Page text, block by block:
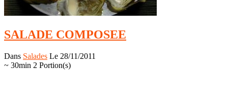
SALADE COMPOSEE
Dans Salades Le 28/11/2011
~ 30min 2 Portion(s)